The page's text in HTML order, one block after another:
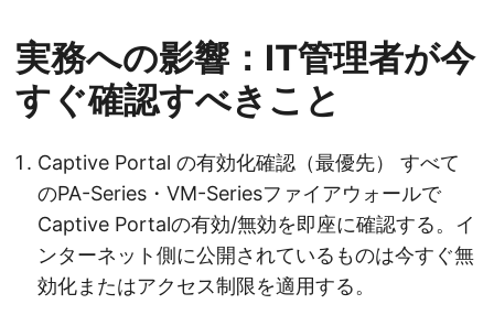
実務への影響：IT管理者が今
すぐ確認すべきこと
Captive Portal の有効化確認（最優先） すべて
のPA-Series・VM-Seriesファイアウォールで
Captive Portalの有効/無効を即座に確認する。イ
ンターネット側に公開されているものは今すぐ無
効化またはアクセス制限を適用する。